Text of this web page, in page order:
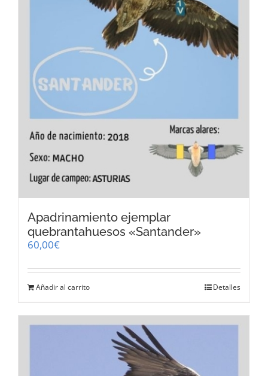
Apadrinamiento ejemplar
quebrantahuesos «Santander»
60,00€
Añadir al carrito Detalles